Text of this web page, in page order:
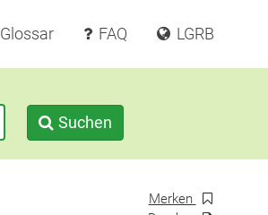
Glossar FAQ LGRB
Suchen
Merken